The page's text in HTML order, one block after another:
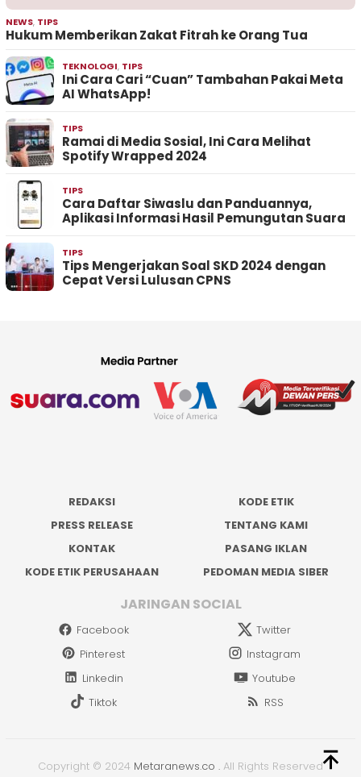
NEWS, TIPS
Hukum Memberikan Zakat Fitrah ke Orang Tua
TEKNOLOGI, TIPS
Ini Cara Cari “Cuan” Tambahan Pakai Meta
AI WhatsApp!
TIPS
Ramai di Media Sosial, Ini Cara Melihat
Spotify Wrapped 2024
TIPS
Cara Daftar Siwaslu dan Panduannya,
Aplikasi Informasi Hasil Pemungutan Suara
TIPS
Tips Mengerjakan Soal SKD 2024 dengan
Cepat Versi Lulusan CPNS
REDAKSI
KODE ETIK
PRESS RELEASE
TENTANG KAMI
KONTAK
PASANG IKLAN
KODE ETIK PERUSAHAAN
PEDOMAN MEDIA SIBER
JARINGAN SOCIAL
Facebook
Twitter
Pinterest
Instagram
Linkedin
Youtube
Tiktok
RSS
Copyright © 2024 Metaranews.co . All Rights Reserved